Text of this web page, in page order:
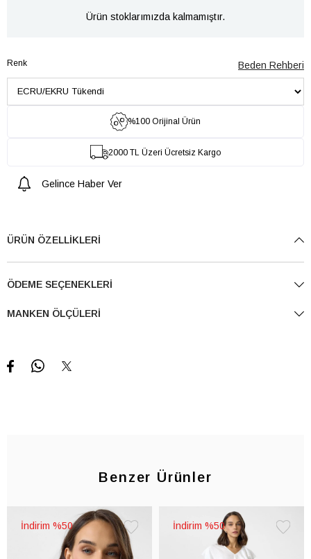
Ürün stoklarımızda kalmamıştır.
Renk Beden Rehberi
%100 Orijinal Ürün
2000 TL Üzeri Ücretsiz Kargo
Gelince Haber Ver
ÜRÜN ÖZELLIKLERI
ÖDEME SEÇENEKLERI
MANKEN ÖLÇÜLERI
Benzer Ürünler
Favorilere
Ekle
%50 %50